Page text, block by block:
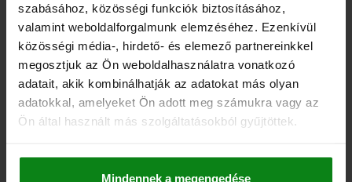
szabásához, közösségi funkciók biztosításához,
valamint weboldalforgalmunk elemzéséhez. Ezenkívül
közösségi média-, hirdető- és elemező partnereinkkel
megosztjuk az Ön weboldalhasználatra vonatkozó
adatait, akik kombinálhatják az adatokat más olyan
adatokkal, amelyeket Ön adott meg számukra vagy az
Ön által használt más szolgáltatásokból gyűjtöttek.
Mindennek a megengedése
SZORÍTÓVAS ÁLLÍTHATÓ D=21 L=187, ALAK:C
EDZETT ACÉL, HORGANYZOTT, TŐCSAVARRAL
H SZORÍTÁSI TARTOMÁNY =0-40